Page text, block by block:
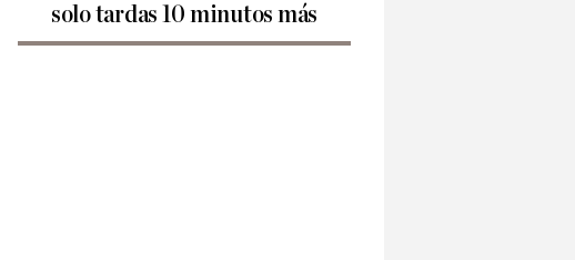
solo tardas 10 minutos más